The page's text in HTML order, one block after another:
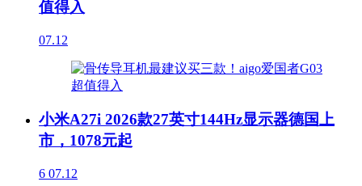
值得入
07.12
小米A27i 2026款27英寸144Hz显示器德国上
市，1078元起
6 07.12